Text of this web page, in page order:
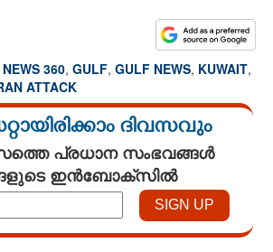
NEWS 360, GULF, GULF NEWS, KUWAIT,
ATTACK
ദിവസവും
പ്രധാന സംഭവങ്ങൾ
ഇൻബോക്സിൽ